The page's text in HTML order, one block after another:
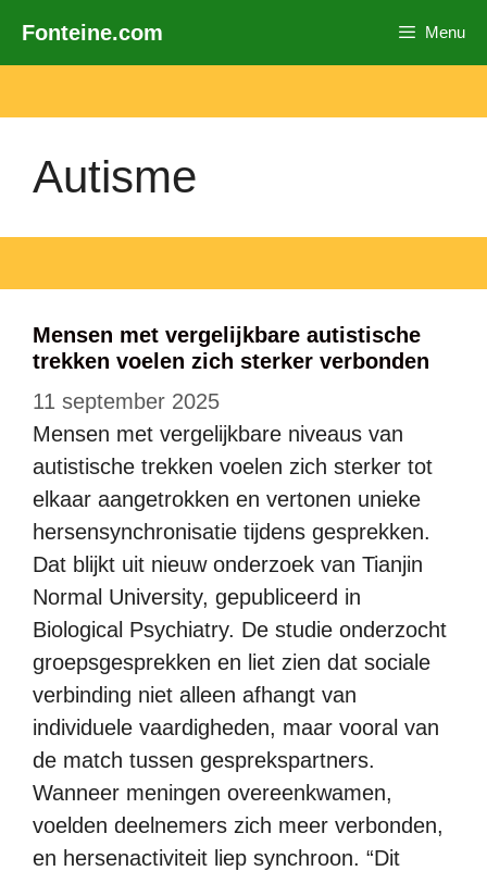
naar
inhoud
Fonteine.com Menu
Autisme
Mensen met vergelijkbare autistische
trekken voelen zich sterker verbonden
11 september 2025
Mensen met vergelijkbare niveaus van
autistische trekken voelen zich sterker tot
elkaar aangetrokken en vertonen unieke
hersensynchronisatie tijdens gesprekken.
Dat blijkt uit nieuw onderzoek van Tianjin
Normal University, gepubliceerd in
Biological Psychiatry. De studie onderzocht
groepsgesprekken en liet zien dat sociale
verbinding niet alleen afhangt van
individuele vaardigheden, maar vooral van
de match tussen gesprekspartners.
Wanneer meningen overeenkwamen,
voelden deelnemers zich meer verbonden,
en hersenactiviteit liep synchroon. “Dit